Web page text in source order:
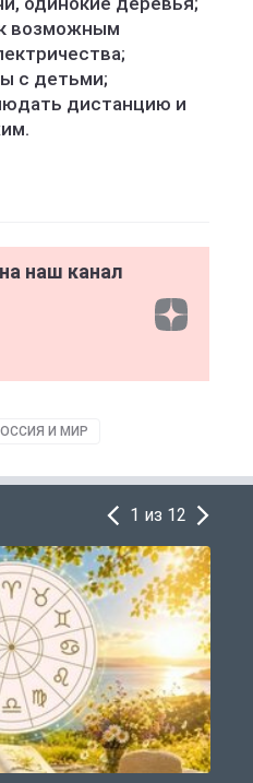
возможным
с детьми;
дистанцию и
наш канал
И МИР
1 из 12